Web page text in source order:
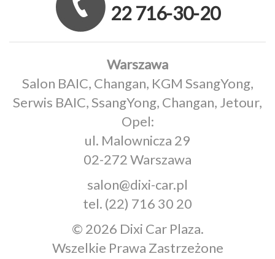
22 716-30-20
Warszawa
Salon BAIC, Changan, KGM SsangYong,
Serwis BAIC, SsangYong, Changan, Jetour,
Opel:
ul. Malownicza 29
02-272 Warszawa
salon@dixi-car.pl
tel. (22) 716 30 20
© 2026 Dixi Car Plaza.
Wszelkie Prawa Zastrzeżone